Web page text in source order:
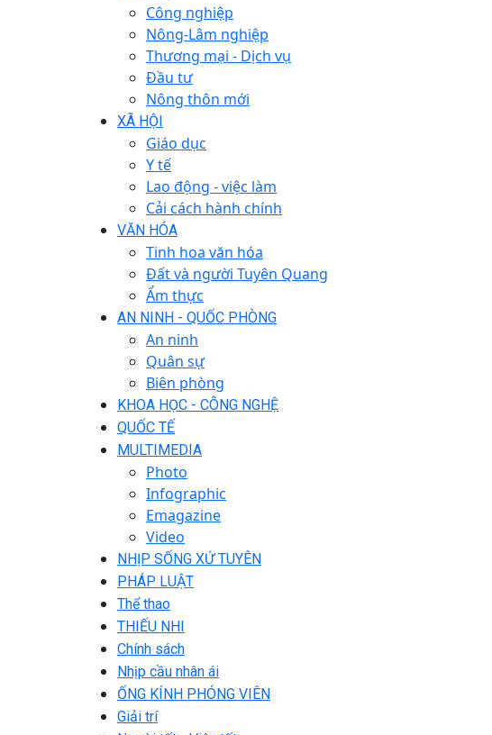
Công nghiệp
Nông-Lâm nghiệp
Thương mại - Dịch vụ
Đầu tư
Nông thôn mới
XÃ HỘI
Giáo dục
Y tế
Lao động - việc làm
Cải cách hành chính
VĂN HÓA
Tinh hoa văn hóa
Đất và người Tuyên Quang
Ẩm thực
AN NINH - QUỐC PHÒNG
An ninh
Quân sự
Biên phòng
KHOA HỌC - CÔNG NGHỆ
QUỐC TẾ
MULTIMEDIA
Photo
Infographic
Emagazine
Video
NHỊP SỐNG XỨ TUYÊN
PHÁP LUẬT
Thể thao
THIẾU NHI
Chính sách
Nhịp cầu nhân ái
ỐNG KÍNH PHÓNG VIÊN
Giải trí